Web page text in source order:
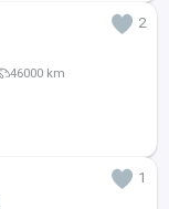
2
46000 km
1